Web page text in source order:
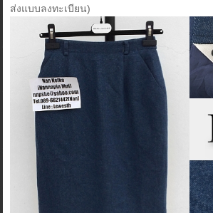
ส่งแบบลงทะเบียน)